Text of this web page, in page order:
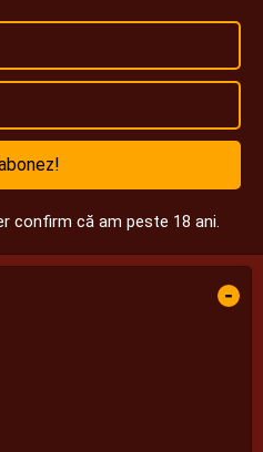
confirm că am peste 18 ani.
-